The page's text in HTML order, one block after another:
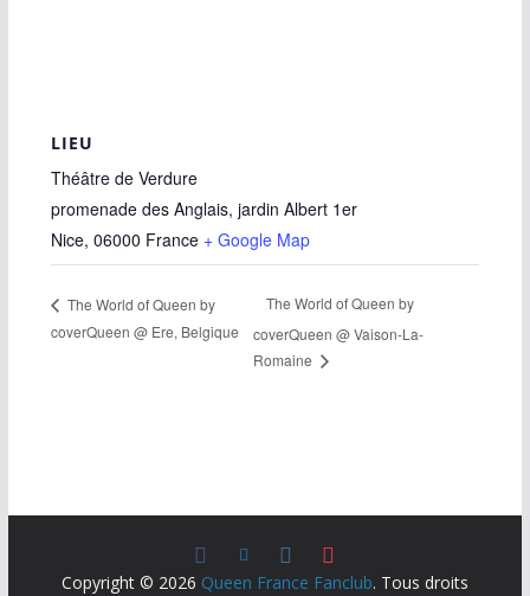
LIEU
Théâtre de Verdure
promenade des Anglais, jardin Albert 1er
Nice, 06000 France + Google Map
The World of Queen by
coverQueen @ Ere, Belgique
The World of Queen by
coverQueen @ Vaison-La-
Romaine
Copyright © 2026 Queen France Fanclub. Tous droits